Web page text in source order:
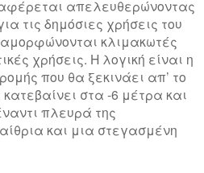
απελευθερώνοντας
τις δημόσιες χρήσεις του
κλιμακωτές
χρήσεις. Η λογική είναι η
που θα ξεκινάει απ’ το
στα -6 μέτρα και
πλευρά της
και μια στεγασμένη